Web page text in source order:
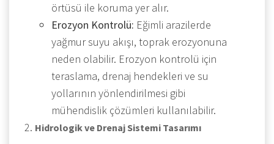
örtüsü ile koruma yer alır.
Erozyon Kontrolü: Eğimli arazilerde
yağmur suyu akışı, toprak erozyonuna
neden olabilir. Erozyon kontrolü için
teraslama, drenaj hendekleri ve su
yollarının yönlendirilmesi gibi
mühendislik çözümleri kullanılabilir.
Hidrologik ve Drenaj Sistemi Tasarımı